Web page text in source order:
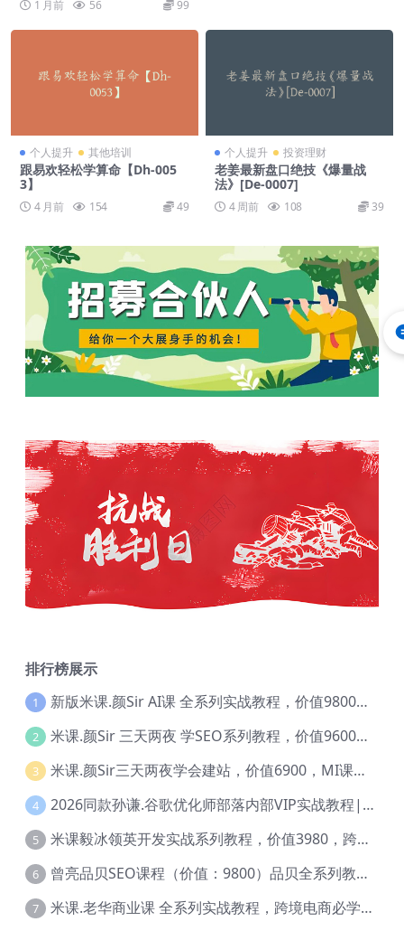
1 月前 56 99
个人提升 其他培训
跟易欢轻松学算命【Dh-005
3】
4 月前 154 49
个人提升 投资理财
老姜最新盘口绝技《爆量战
法》[De-0007]
4 周前 108 39
排行榜展示
1 新版米课.颜Sir AI课 全系列实战教程，价值9800，跨境首选！【Ag-0052】
2 米课.颜Sir 三天两夜 学SEO系列教程，价值9600元，跨境人都在学 【Ag-0056】
3 米课.颜Sir三天两夜学会建站，价值6900，MI课甄选课程 【Ag-0055】
4 2026同款孙谦.谷歌优化师部落内部VIP实战教程|价值4999元全网独家解码（官方报名版本）【@034】
5 米课毅冰领英开发实战系列教程，价值3980，跨境必选【Ag-0049】
6 曾亮品贝SEO课程（价值：9800）品贝全系列教程 【Ab-0022】
7 米课.老华商业课 全系列实战教程，跨境电商必学，价值16900元【Ag-0053】